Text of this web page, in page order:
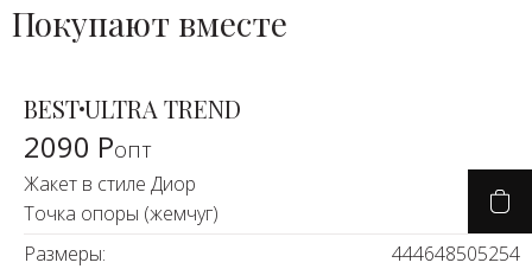
Покупают вместе
BESTULTRA TREND
2090 Ропт
Жакет в стиле Диор
Точка опоры (жемчуг)
Размеры:
444648505254